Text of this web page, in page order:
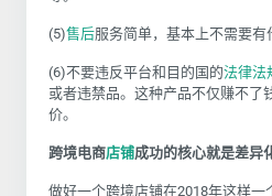
(5)售后服务简单，基本上不需要有
(6)不要违反平台和目的国的法律法
或者违禁品。这种产品不仅赚不了
价。
跨境电商店铺成功的核心就是差异
做好一个跨境店铺在2018年这样